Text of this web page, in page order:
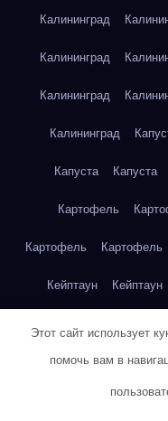
Калининград
Калининград
Калининград
Калининград
Капуста Капуста
Картофель
Картофель Картофель
Кейптаун Кейптаун
Кейптаун Кейптаун
Кейптаун
Этот сайт использует
помочь вам в